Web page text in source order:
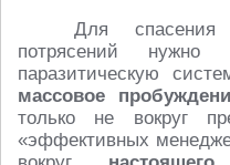
Для
потрясений нужно
паразитическую
массовое
только не вокруг
«эффективных